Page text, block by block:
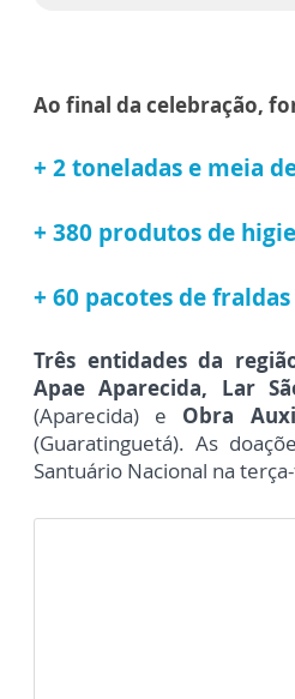
Ao final da celebração,
+ 2 toneladas e meia
+ 380 produtos de
+ 60 pacotes de
Três entidades da
Apae Aparecida, Lar
(Aparecida) e Obra
(Guaratinguetá). As
Santuário Nacional na